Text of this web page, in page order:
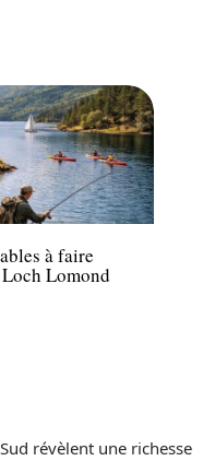
à faire
Lomond
révèlent une richesse